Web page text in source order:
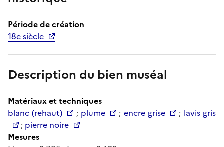
Période de création
18e siècle
Description du bien muséal
Matériaux et techniques
blanc (rehaut)
; plume ; encre grise ; lavis gris
; pierre noire
Mesures